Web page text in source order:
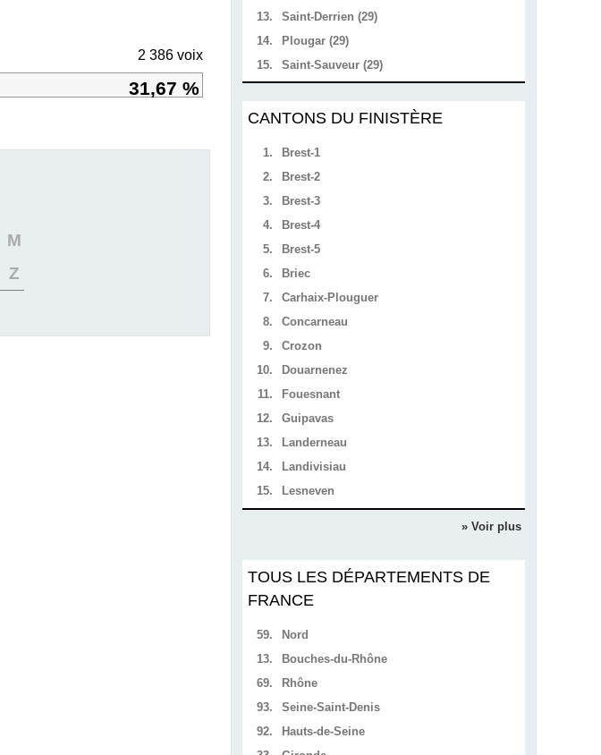
2 386 voix
31,67 %
M
Z
13.
Saint-Derrien (29)
14.
Plougar (29)
15.
Saint-Sauveur (29)
CANTONS DU FINISTÈRE
1.
Brest-1
2.
Brest-2
3.
Brest-3
4.
Brest-4
5.
Brest-5
6.
Briec
7.
Carhaix-Plouguer
8.
Concarneau
9.
Crozon
10.
Douarnenez
11.
Fouesnant
12.
Guipavas
13.
Landerneau
14.
Landivisiau
15.
Lesneven
» Voir plus
TOUS LES DÉPARTEMENTS DE
FRANCE
59.
Nord
13.
Bouches-du-Rhône
69.
Rhône
93.
Seine-Saint-Denis
92.
Hauts-de-Seine